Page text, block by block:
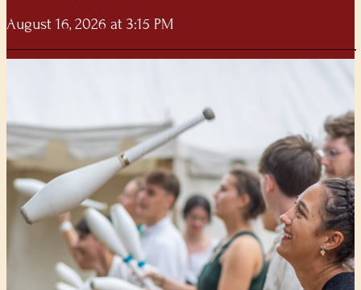
August 16, 2026 at 3:15 PM